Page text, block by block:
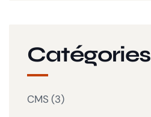
Catégories
CMS (3)